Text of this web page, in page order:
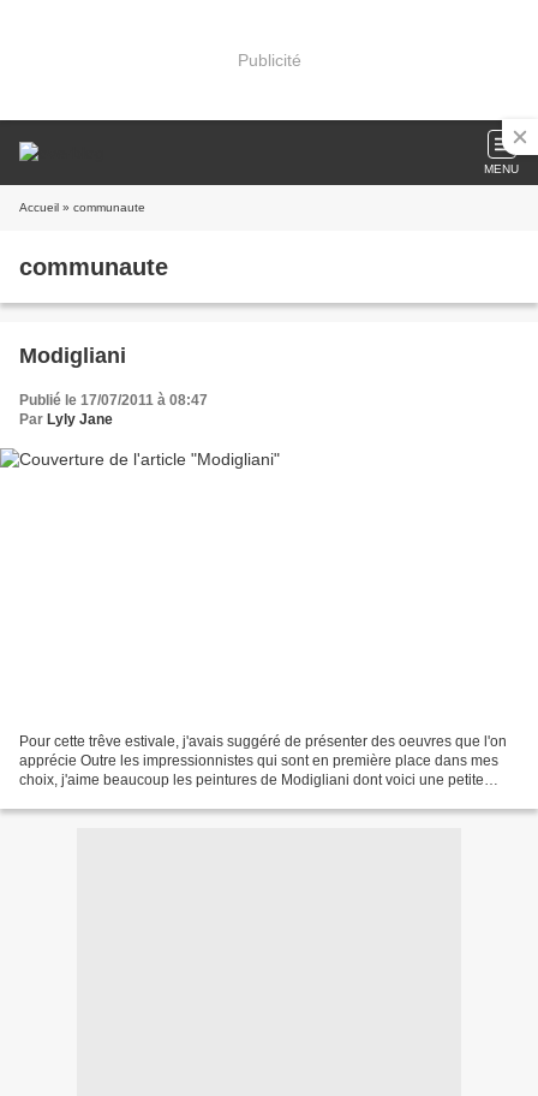
Publicité
MENU
Accueil » communaute
communaute
Modigliani
Publié le 17/07/2011 à 08:47
Par Lyly Jane
Pour cette trêve estivale, j'avais suggéré de présenter des oeuvres que l'on
apprécie Outre les impressionnistes qui sont en première place dans mes
choix, j'aime beaucoup les peintures de Modigliani dont voici une petite